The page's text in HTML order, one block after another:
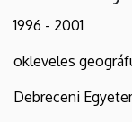
1996 - 2001
okleveles
Debreceni